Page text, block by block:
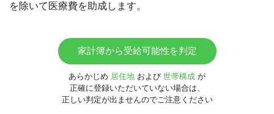
を除いて医療費を助成します。
家計簿から受給可能性を判定
あらかじめ 居住地 および 世帯構成 が
正確に登録いただいていない場合は、
正しい判定が出ませんのでご注意ください